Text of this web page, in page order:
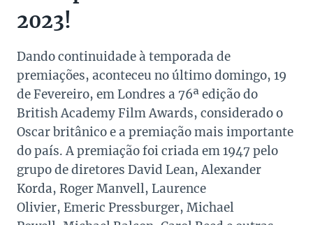
2023!
Dando continuidade à temporada de
premiações, aconteceu no último domingo, 19
de Fevereiro, em Londres a 76ª edição do
British Academy Film Awards, considerado o
Oscar britânico e a premiação mais importante
do país. A premiação foi criada em 1947 pelo
grupo de diretores David Lean, Alexander
Korda, Roger Manvell, Laurence
Olivier, Emeric Pressburger, Michael